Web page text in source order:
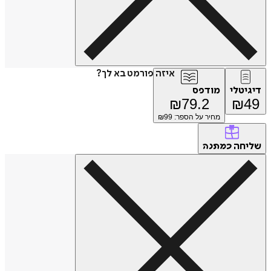
איזה פורמט בא לך?
דיגיטלי
₪49
מודפס
₪79.2
מחיר על הספר: ₪ 99
שליחה כמתנה